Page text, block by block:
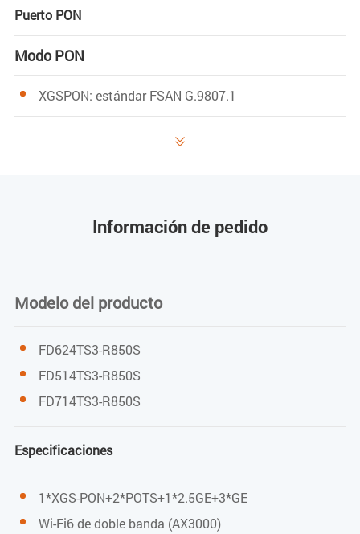
Puerto PON
Modo PON
XGSPON: estándar FSAN G.9807.1
Sensibilidad de recepción
XGSPON: -28 dBm
Potencia de saturación
Transmisión media

Información de pedido
Modelo del producto
FD624TS3-R850S
FD514TS3-R850S
FD714TS3-R850S
Especificaciones
1*XGS-PON+2*POTS+1*2.5GE+3*GE
Wi-Fi6 de doble banda (AX3000)